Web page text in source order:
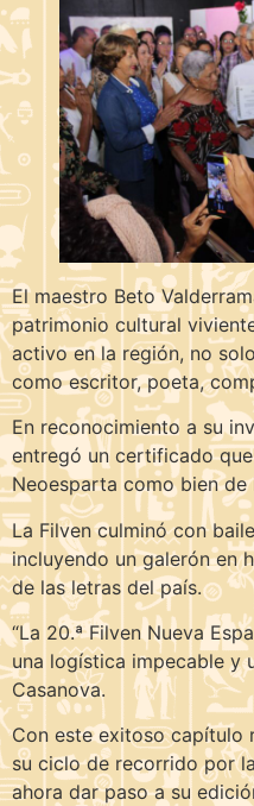
El maestro Beto
patrimonio cultural
activo en la región, no
como escritor, poeta,
En reconocimiento a su
entregó un certificado
Neoesparta como bien
La Filven culminó con
incluyendo un galerón en
de las letras del país.
“La 20.ª Filven Nueva
una logística impecable y
Casanova.
Con este exitoso capítulo
su ciclo de recorrido por
ahora dar paso a su